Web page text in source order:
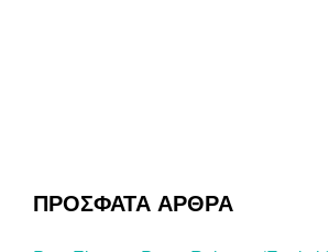
ΠΡΟΣΦΑΤΑ ΑΡΘΡΑ